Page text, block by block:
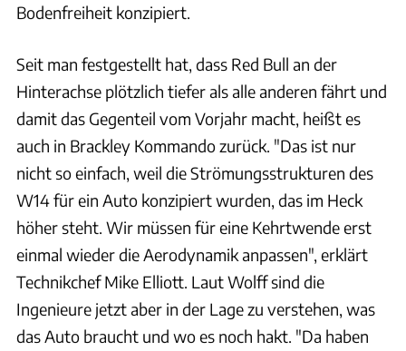
Bodenfreiheit konzipiert.
Seit man festgestellt hat, dass Red Bull an der
Hinterachse plötzlich tiefer als alle anderen fährt und
damit das Gegenteil vom Vorjahr macht, heißt es
auch in Brackley Kommando zurück. "Das ist nur
nicht so einfach, weil die Strömungsstrukturen des
W14 für ein Auto konzipiert wurden, das im Heck
höher steht. Wir müssen für eine Kehrtwende erst
einmal wieder die Aerodynamik anpassen", erklärt
Technikchef Mike Elliott. Laut Wolff sind die
Ingenieure jetzt aber in der Lage zu verstehen, was
das Auto braucht und wo es noch hakt. "Da haben